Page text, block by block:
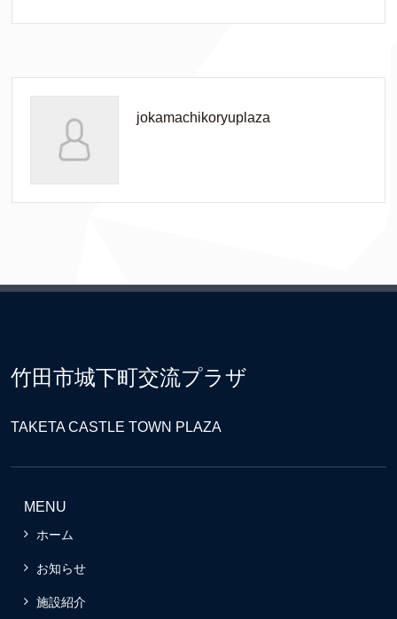
jokamachikoryuplaza
竹田市城下町交流プラザ
TAKETA CASTLE TOWN PLAZA
MENU
ホーム
お知らせ
施設紹介